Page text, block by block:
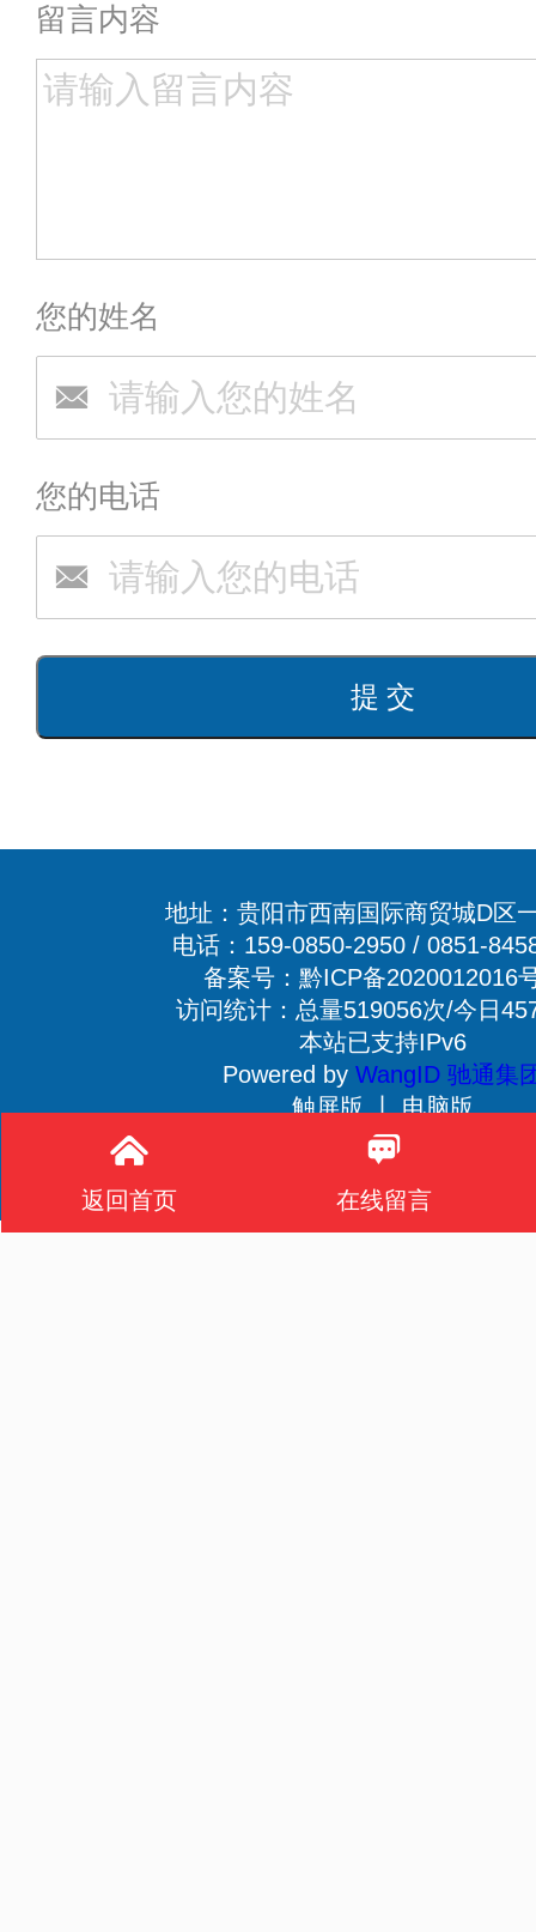
留言内容
您的姓名
您的电话
返回首页 在线留言
地址：贵阳市西南国际商贸城D区
电话：159-0850-2950 / 0851-
备案号：黔ICP备2020012016
访问统计：总量519056次/今日
本站已支持IPv6
Powered by WangID 驰通集
触屏版 丨电脑版
贵公网安备 52011502001233号